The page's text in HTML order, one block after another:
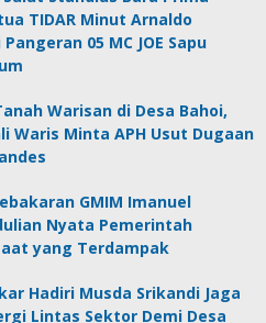
TIDAR Minut Arnaldo
05 MC JOE Sapu
Warisan di Desa Bahoi,
Waris Minta APH Usut Dugaan
GMIM Imanuel
Nyata Pemerintah
yang Terdampak
Hadiri Musda Srikandi Jaga
Lintas Sektor Demi Desa